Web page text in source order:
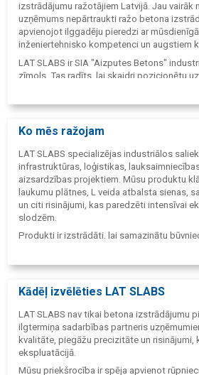
izstrādājumu ražotājiem Latvijā. Jau vairāk
uzņēmums nepārtraukti ražo betona
apvienojot ilggadēju pieredzi ar
inženiertehnisko kompetenci un augstiem
LAT SLABS ir SIA "Aizputes Betons"
zīmols. Tas radīts, lai skaidri pozicionētu
pievienotās vērtības produktus Baltijas un
Aiz katra LAT SLABS produkta stāv tā pati
1958. gada – uzticamība, kvalitāte un
Ko mēs ražojam
LAT SLABS specializējas industriālos
infrastruktūras, loģistikas,
aizsardzības projektiem. Mūsu produktu
laukumu plātnes, L veida atbalsta sienas,
un citi risinājumi, kas paredzēti intensīvai
slodzēm.
Produkti ir izstrādāti, lai samazinātu
transportbetonu, FBS pamatu blokus, aku
piegādes visā Kurzemē un Latvijā.
Kādēļ izvēlēties LAT SLABS
LAT SLABS nav tikai betona izstrādājumu
ilgtermiņa sadarbības partneris
kvalitāte, piegāžu precizitāte un risinājumi,
ekspluatācijā.
Mūsu priekšrocība ir spēja apvienot